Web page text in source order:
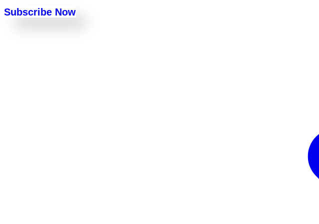
Subscribe Now